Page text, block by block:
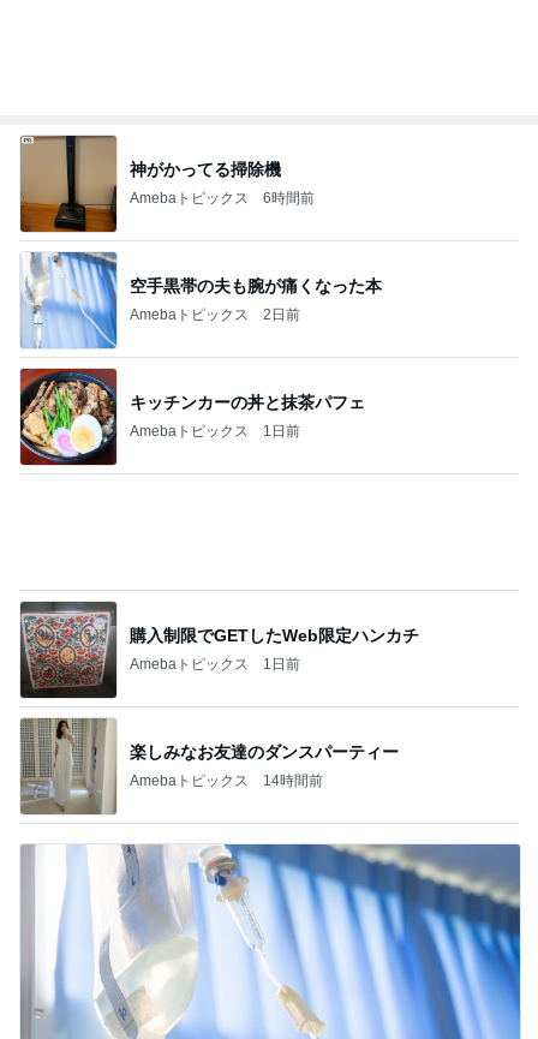
神がかってる掃除機
Amebaトピックス 6時間前
空手黒帯の夫も腕が痛くなった本
Amebaトピックス 2日前
キッチンカーの丼と抹茶パフェ
Amebaトピックス 1日前
購入制限でGETしたWeb限定ハンカチ
Amebaトピックス 1日前
楽しみなお友達のダンスパーティー
Amebaトピックス 14時間前